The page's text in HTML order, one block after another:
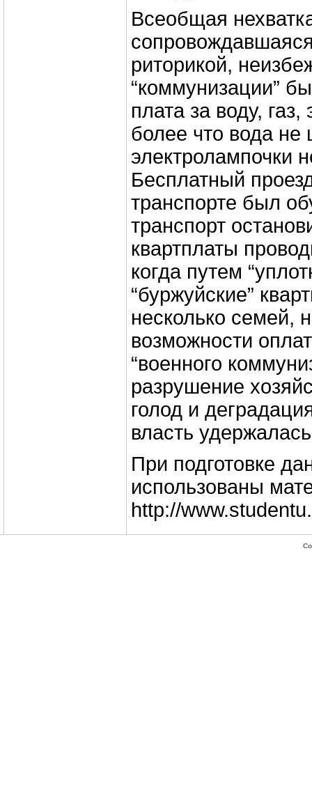
Всеобщая
риторикой,
“коммунизации”
плата за воду,
более что вода не
электролампочки
Бесплатный
транспорте был
транспорт
квартплаты
когда путем
“буржуйские”
несколько семей,
возможности
“военного
разрушение
голод и
власть
При подготовке
использованы
http://